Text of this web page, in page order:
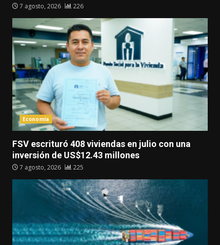
7 agosto, 2026 226
Economía
FSV escrituró 408 viviendas en julio con una
inversión de US$12.43 millones
7 agosto, 2026 225